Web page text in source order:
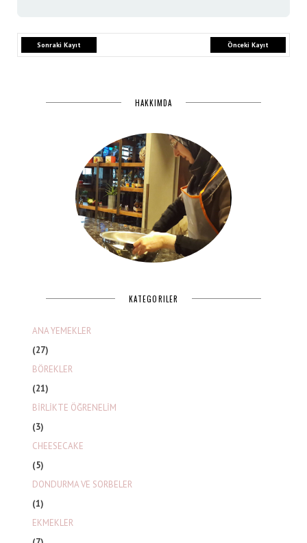
Sonraki Kayıt Önceki Kayıt
HAKKIMDA
KATEGORILER
ANA YEMEKLER
(27)
BÖREKLER
(21)
BİRLİKTE ÖĞRENELİM
(3)
CHEESECAKE
(5)
DONDURMA VE SORBELER
(1)
EKMEKLER